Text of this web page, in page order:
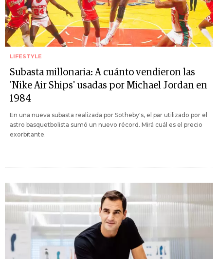
LIFESTYLE
Subasta millonaria: A cuánto vendieron las
'Nike Air Ships' usadas por Michael Jordan en
1984
En una nueva subasta realizada por Sotheby's, el par utilizado por el
astro basquetbolista sumó un nuevo récord. Mirá cuál es el precio
exorbitante.